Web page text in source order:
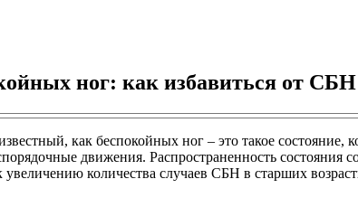
ног: как избавиться от СБН
как беспокойных ног – это такое
движения. Распространенность состояния
увеличению количества случаев СБН в старших